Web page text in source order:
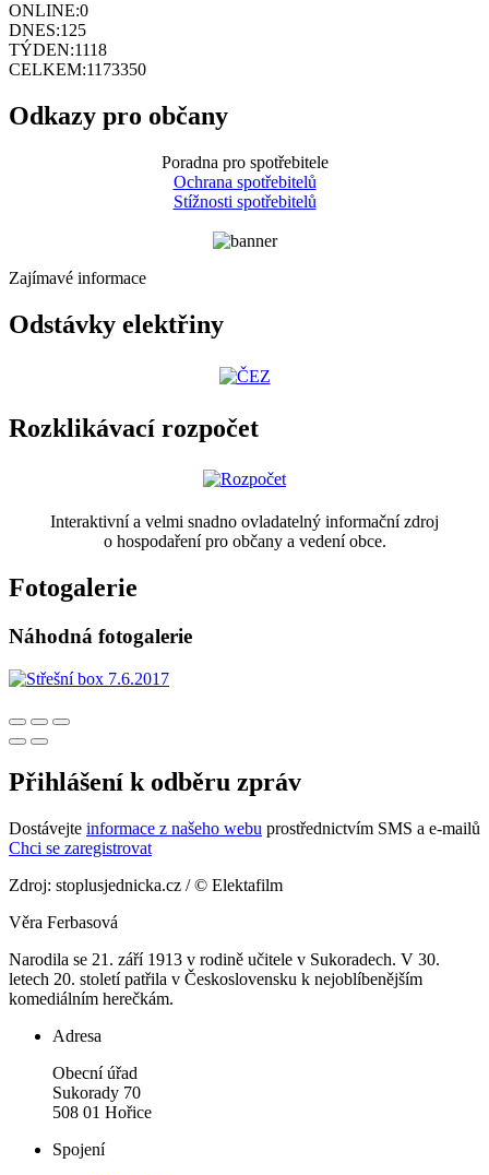
ONLINE:0
DNES:125
TÝDEN:1118
CELKEM:1173350
Odkazy pro občany
Poradna pro spotřebitele
Ochrana spotřebitelů
Stížnosti spotřebitelů
Zajímavé informace
Odstávky elektřiny
Rozklikávací rozpočet
Interaktivní a velmi snadno ovladatelný informační zdroj
o hospodaření pro občany a vedení obce.
Fotogalerie
Náhodná fotogalerie
Přihlášení k odběru zpráv
Dostávejte informace z našeho webu prostřednictvím SMS a e-mailů
Chci se zaregistrovat
Zdroj: stoplusjednicka.cz / © Elektafilm
Věra Ferbasová
Narodila se 21. září 1913 v rodině učitele v Sukoradech. V 30.
letech 20. století patřila v Československu k nejoblíbenějším
komediálním herečkám.
Adresa
Obecní úřad
Sukorady 70
508 01 Hořice
Spojení